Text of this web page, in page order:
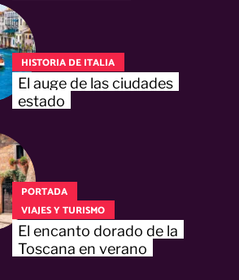
HISTORIA DE ITALIA
El auge de las ciudades
estado
PORTADA
VIAJES Y TURISMO
El encanto dorado de la
Toscana en verano